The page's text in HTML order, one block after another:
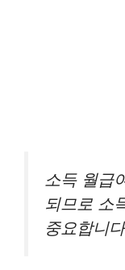
소득 월급
되므로 소
중요합니